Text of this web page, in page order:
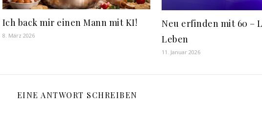
Ich back mir einen Mann mit KI!
8. März 2026
Neu erfinden mit 60 –
Leben
11. Januar 2026
EINE ANTWORT SCHREIBEN